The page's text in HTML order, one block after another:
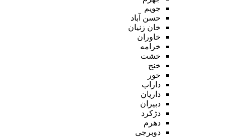
جویم
حسن آباد
خان زنیان
خاوران
خرامه
خشت
خنج
خور
داراب
داریان
دبیران
دژکرد
دهرم
دوبرجی